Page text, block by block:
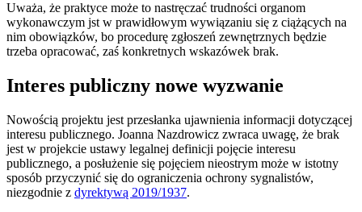
Uważa, że praktyce może to nastręczać trudności organom
wykonawczym jst w prawidłowym wywiązaniu się z ciążących na
nim obowiązków, bo procedurę zgłoszeń zewnętrznych będzie
trzeba opracować, zaś konkretnych wskazówek brak.
Interes publiczny nowe wyzwanie
Nowością projektu jest przesłanka ujawnienia informacji dotyczącej
interesu publicznego. Joanna Nazdrowicz zwraca uwagę, że brak
jest w projekcie ustawy legalnej definicji pojęcie interesu
publicznego, a posłużenie się pojęciem nieostrym może w istotny
sposób przyczynić się do ograniczenia ochrony sygnalistów,
niezgodnie z dyrektywą 2019/1937.